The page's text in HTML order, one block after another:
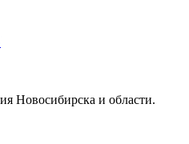
Новосибирска и области.